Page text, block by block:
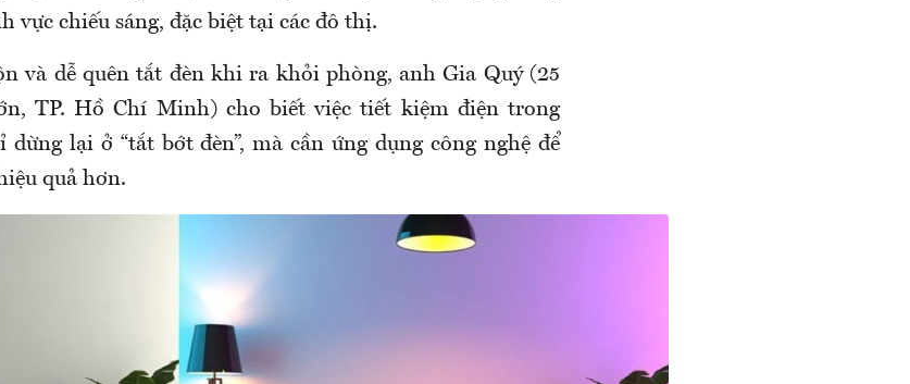
vực chiếu sáng, đặc biệt tại các đô thị.
và dễ quên tắt đèn khi ra khỏi phòng, anh Gia Quý (25
TP. Hồ Chí Minh) cho biết việc tiết kiệm điện trong
dừng lại ở “tắt bớt đèn”, mà cần ứng dụng công nghệ để
quả hơn.